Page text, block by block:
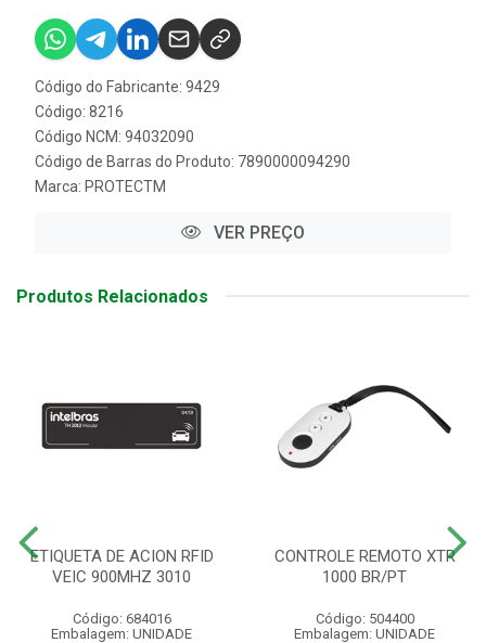
Código do Fabricante: 9429
Código: 8216
Código NCM: 94032090
Código de Barras do Produto: 7890000094290
Marca: PROTECTM
VER PREÇO
Produtos Relacionados
ETIQUETA DE ACION RFID
VEIC 900MHZ 3010
Código: 684016
Embalagem: UNIDADE
CONTROLE REMOTO XTR
1000 BR/PT
Código: 504400
Embalagem: UNIDADE